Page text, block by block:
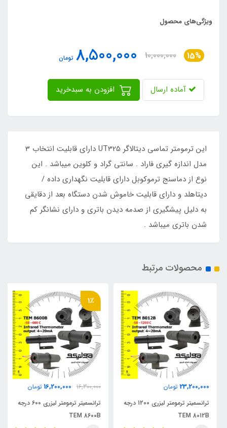
ویژگی‌های محصول
15%
10,000,000
8,500,000 تومان
آماده ارسال
این ترمومتر تماسی دیتالاگر UT325 دارای قابلیت انتخاب 3
مدل اندازه گیری فاراد . سانتی گراد و کلوین میباشد . این
نوع از دماسنج ترموکوبل دارای قابلیت نگهداری داده /
دیتاهلد و دارای قابلیت خاموش شدن دستگاه بعد از دقایقی
به دلیل پیشگیری از صدمه دیدن باتری و دارای نشانگر کم
شدن باتری میباشد .
محصولات مرتبط
23,200,000 تومان
ترانسمیتر ترمومتر لیزری 1200 درجه
TEM 8012B
1٪
16,300,000
16,200,000 تومان
ترانسمیتر ترمومتر لیزری 600 درجه
TEM 8600B